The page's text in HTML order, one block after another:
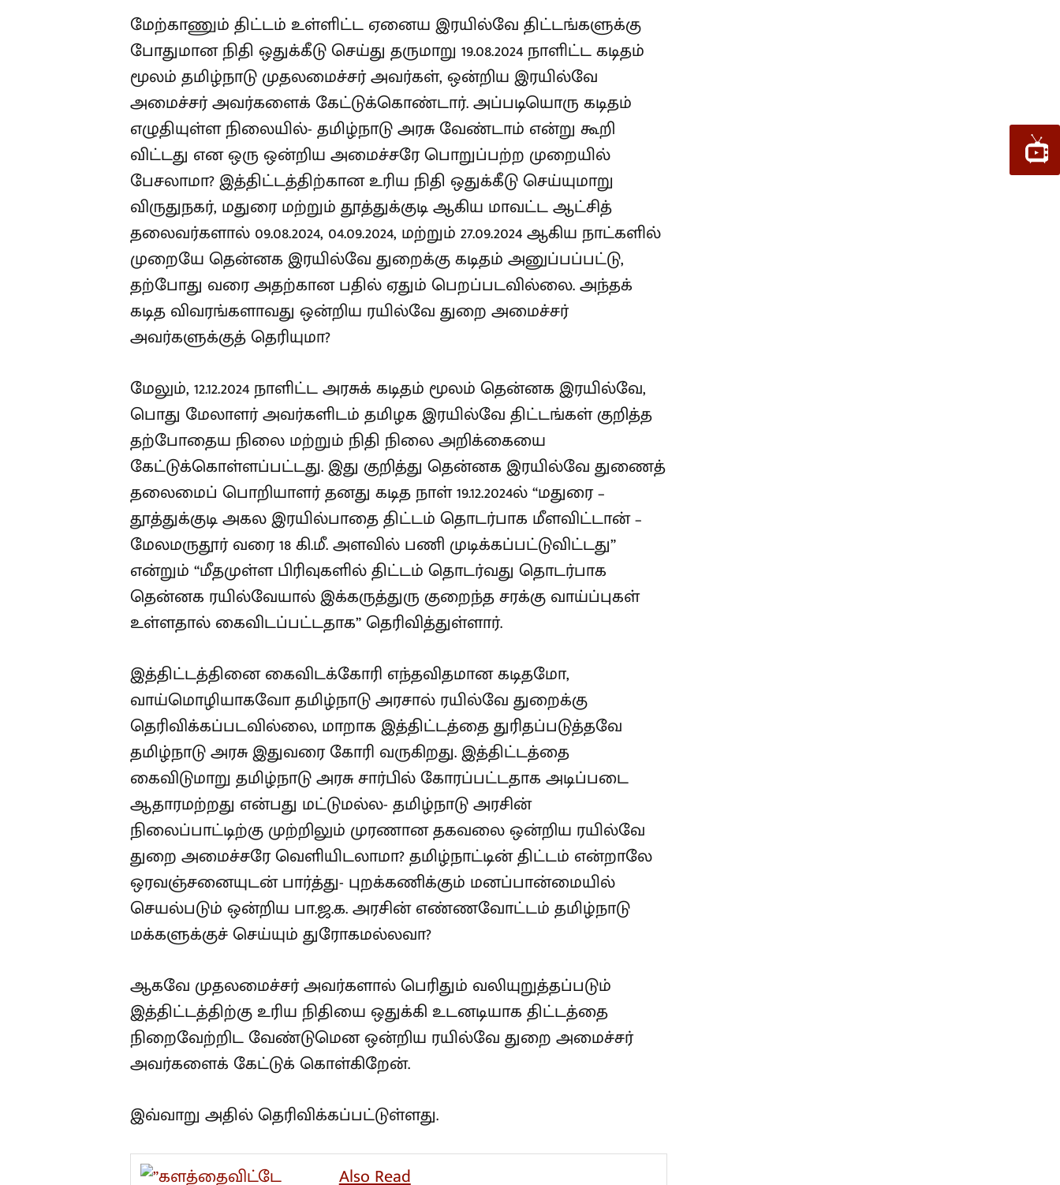
மேற்காணும் திட்டம் உள்ளிட்ட ஏனைய இரயில்வே திட்டங்களுக்கு
போதுமான நிதி ஒதுக்கீடு செய்து தருமாறு 19.08.2024 நாளிட்ட கடிதம்
மூலம் தமிழ்நாடு முதலமைச்சர் அவர்கள், ஒன்றிய இரயில்வே
அமைச்சர் அவர்களைக் கேட்டுக்கொண்டார். அப்படியொரு கடிதம்
எழுதியுள்ள நிலையில்- தமிழ்நாடு அரசு வேண்டாம் என்று கூறி
விட்டது என ஒரு ஒன்றிய அமைச்சரே பொறுப்பற்ற முறையில்
பேசலாமா? இத்திட்டத்திற்கான உரிய நிதி ஒதுக்கீடு செய்யுமாறு
விருதுநகர், மதுரை மற்றும் தூத்துக்குடி ஆகிய மாவட்ட ஆட்சித்
தலைவர்களால் 09.08.2024, 04.09.2024, மற்றும் 27.09.2024 ஆகிய நாட்களில்
முறையே தென்னக இரயில்வே துறைக்கு கடிதம் அனுப்பப்பட்டு,
தற்போது வரை அதற்கான பதில் ஏதும் பெறப்படவில்லை. அந்தக்
கடித விவரங்களாவது ஒன்றிய ரயில்வே துறை அமைச்சர்
அவர்களுக்குத் தெரியுமா?
மேலும், 12.12.2024 நாளிட்ட அரசுக் கடிதம் மூலம் தென்னக இரயில்வே,
பொது மேலாளர் அவர்களிடம் தமிழக இரயில்வே திட்டங்கள் குறித்த
தற்போதைய நிலை மற்றும் நிதி நிலை அறிக்கையை
கேட்டுக்கொள்ளப்பட்டது. இது குறித்து தென்னக இரயில்வே துணைத்
தலைமைப் பொறியாளர் தனது கடித நாள் 19.12.2024ல் “மதுரை –
தூத்துக்குடி அகல இரயில்பாதை திட்டம் தொடர்பாக மீளவிட்டான் –
மேலமருதூர் வரை 18 கி.மீ. அளவில் பணி முடிக்கப்பட்டுவிட்டது”
என்றும் “மீதமுள்ள பிரிவுகளில் திட்டம் தொடர்வது தொடர்பாக
தென்னக ரயில்வேயால் இக்கருத்துரு குறைந்த சரக்கு வாய்ப்புகள்
உள்ளதால் கைவிடப்பட்டதாக” தெரிவித்துள்ளார்.
இத்திட்டத்தினை கைவிடக்கோரி எந்தவிதமான கடிதமோ,
வாய்மொழியாகவோ தமிழ்நாடு அரசால் ரயில்வே துறைக்கு
தெரிவிக்கப்படவில்லை, மாறாக இத்திட்டத்தை துரிதப்படுத்தவே
தமிழ்நாடு அரசு இதுவரை கோரி வருகிறது. இத்திட்டத்தை
கைவிடுமாறு தமிழ்நாடு அரசு சார்பில் கோரப்பட்டதாக அடிப்படை
ஆதாரமற்றது என்பது மட்டுமல்ல- தமிழ்நாடு அரசின்
நிலைப்பாட்டிற்கு முற்றிலும் முரணான தகவலை ஒன்றிய ரயில்வே
துறை அமைச்சரே வெளியிடலாமா? தமிழ்நாட்டின் திட்டம் என்றாலே
ஒரவஞ்சனையுடன் பார்த்து- புறக்கணிக்கும் மனப்பான்மையில்
செயல்படும் ஒன்றிய பா.ஜ.க. அரசின் எண்ணவோட்டம் தமிழ்நாடு
மக்களுக்குச் செய்யும் துரோகமல்லவா?
ஆகவே முதலமைச்சர் அவர்களால் பெரிதும் வலியுறுத்தப்படும்
இத்திட்டத்திற்கு உரிய நிதியை ஒதுக்கி உடனடியாக திட்டத்தை
நிறைவேற்றிட வேண்டுமென ஒன்றிய ரயில்வே துறை அமைச்சர்
அவர்களைக் கேட்டுக் கொள்கிறேன்.
இவ்வாறு அதில் தெரிவிக்கப்பட்டுள்ளது.
Also Read